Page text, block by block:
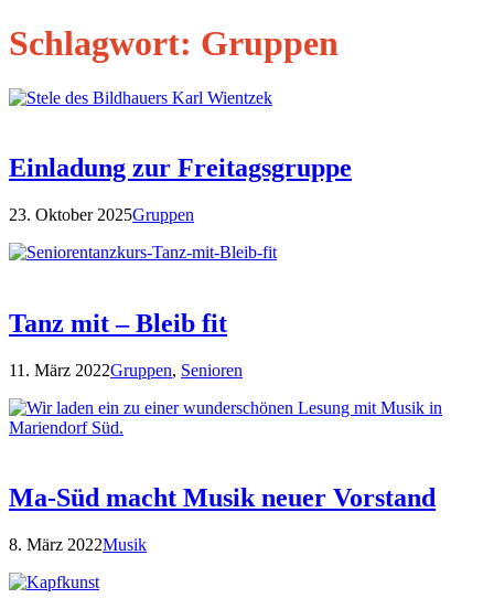
Schlagwort: Gruppen
Einladung zur Freitagsgruppe
23. Oktober 2025Gruppen
Tanz mit – Bleib fit
11. März 2022Gruppen, Senioren
Ma-Süd macht Musik neuer Vorstand
8. März 2022Musik